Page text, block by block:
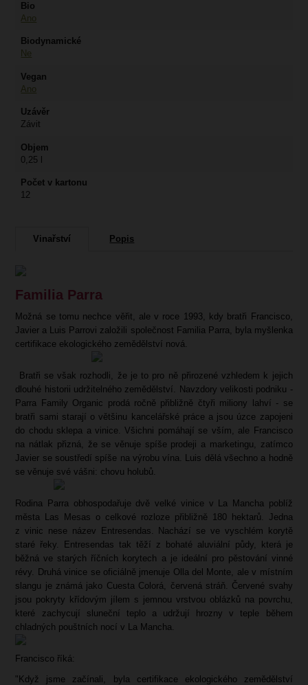
Bio
Ano
Biodynamické
Ne
Vegan
Ano
Uzávěr
Závit
Objem
0,25 l
Počet v kartonu
12
Vinařství Popis
Familia Parra
Možná se tomu nechce věřit, ale v roce 1993, kdy bratři Francisco,
Javier a Luis Parrovi založili společnost Familia Parra, byla myšlenka
certifikace ekologického zemědělství nová.
Bratři se však rozhodli, že je to pro ně přirozené vzhledem k jejich
dlouhé historii udržitelného zemědělství. Navzdory velikosti podniku -
Parra Family Organic prodá ročně přibližně čtyři miliony lahví - se
bratři sami starají o většinu kancelářské práce a jsou úzce zapojeni
do chodu sklepa a vinice. Všichni pomáhají se vším, ale Francisco
na nátlak přizná, že se věnuje spíše prodeji a marketingu, zatímco
Javier se soustředí spíše na výrobu vína. Luis dělá všechno a hodně
se věnuje své vášni: chovu holubů.
Rodina Parra obhospodařuje dvě velké vinice v La Mancha poblíž
města Las Mesas o celkové rozloze přibližně 180 hektarů. Jedna
z vinic nese název Entresendas. Nachází se ve vyschlém korytě
staré řeky. Entresendas tak těží z bohaté aluviální půdy, která je
běžná ve starých říčních korytech a je ideální pro pěstování vinné
révy. Druhá vinice se oficiálně jmenuje Olla del Monte, ale v místním
slangu je známá jako Cuesta Colorá, červená stráň. Červené svahy
jsou pokryty křídovým jílem s jemnou vrstvou oblázků na povrchu,
které zachycují sluneční teplo a udržují hrozny v teple během
chladných pouštních nocí v La Mancha.
Francisco říká:
"Když jsme začínali, byla certifikace ekologického zemědělství